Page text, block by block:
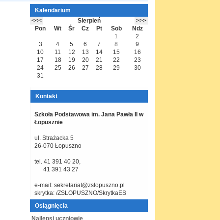
Kalendarium
Sierpień
Pon
Wt Śr Cz Pt Sob
Ndz
1
2
3
4 5 6 7 8
9
10
11 12 13 14 15
16
17
18 19 20 21 22
23
24
25 26 27 28 29
30
31
Kontakt
Szkoła Podstawowa im. Jana Pawła II
w
Łopusznie
ul. Strażacka 5
26-070 Łopuszno
tel. 41 391 40 20,
41 391 43 27
e-mail: sekretariat@zslopuszno.pl
skrytka: /ZSLOPUSZNO/SkrytkaES
Osiągnięcia